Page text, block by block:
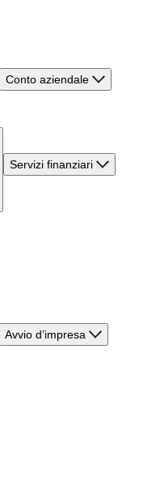
Conto aziendale
Servizi finanziari
Avvio d’impresa